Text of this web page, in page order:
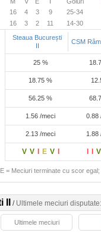
16 4 3 9 25-34
16 3 2 11 14-30
Steaua București
II
CSM
25 %
18.75 %
56.25 %
1.56 /meci 0.88
2.13 /meci 1.88
V V E V V
= Meciuri terminate cu scor
/ Ultimele meciuri disputate:
Ultimele meciuri